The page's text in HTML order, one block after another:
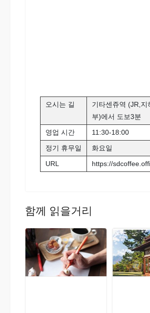
오시는 길
기타센쥬역 (JR,지
부)에서 도보3분
영업 시간
11:30-18:00
정기 휴무일
화요일
URL
https://
함께 읽을거리